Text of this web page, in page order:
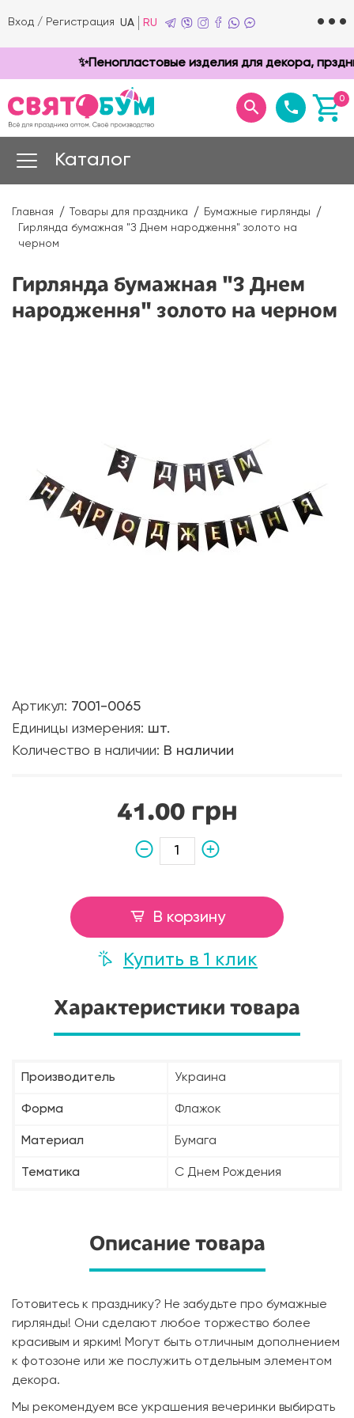
Вход / Регистрация UA RU
✨Пенопластовые изделия для декора,
0
Каталог
Главная Товары для праздника
Бумажные гирлянды
Гирлянда бумажная "З Днем народження" золото на
черном
Гирлянда бумажная "З Днем
народження" золото на черном
Артикул: 7001-0065
Единицы измерения: шт.
Количество в наличии: В наличии
41.00 грн
В корзину
Купить в 1 клик
Характеристики товара
Производитель Украина
Форма Флажок
Материал Бумага
Тематика С Днем Рождения
Описание товара
Готовитесь к празднику? Не забудьте про бумажные
гирлянды! Они сделают любое торжество более
красивым и ярким! Могут быть отличным дополнением
к фотозоне или же послужить отдельным элементом
декора.
Мы рекомендуем все украшения вечеринки выбирать